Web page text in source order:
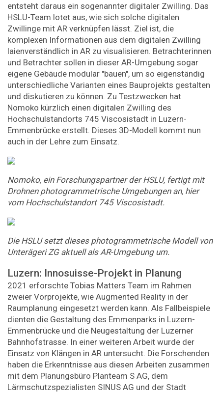
entsteht daraus ein sogenannter digitaler Zwilling. Das
HSLU-Team lotet aus, wie sich solche digitalen
Zwillinge mit AR verknüpfen lässt. Ziel ist, die
komplexen Informationen aus dem digitalen Zwilling
laienverständlich in AR zu visualisieren. Betrachterinnen
und Betrachter sollen in dieser AR-Umgebung sogar
eigene Gebäude modular "bauen", um so eigenständig
unterschiedliche Varianten eines Bauprojekts gestalten
und diskutieren zu können. Zu Testzwecken hat
Nomoko kürzlich einen digitalen Zwilling des
Hochschulstandorts 745 Viscosistadt in Luzern-
Emmenbrücke erstellt. Dieses 3D-Modell kommt nun
auch in der Lehre zum Einsatz.
Nomoko, ein Forschungspartner der HSLU, fertigt mit
Drohnen photogrammetrische Umgebungen an, hier
vom Hochschulstandort 745 Viscosistadt.
Die HSLU setzt dieses photogrammetrische Modell von
Unterägeri ZG aktuell als AR-Umgebung um.
Luzern: Innosuisse-Projekt in Planung
2021 erforschte Tobias Matters Team im Rahmen
zweier Vorprojekte, wie Augmented Reality in der
Raumplanung eingesetzt werden kann. Als Fallbeispiele
dienten die Gestaltung des Emmenparks in Luzern-
Emmenbrücke und die Neugestaltung der Luzerner
Bahnhofstrasse. In einer weiteren Arbeit wurde der
Einsatz von Klängen in AR untersucht. Die Forschenden
haben die Erkenntnisse aus diesen Arbeiten zusammen
mit dem Planungsbüro Planteam S AG, dem
Lärmschutzspezialisten SINUS AG und der Stadt